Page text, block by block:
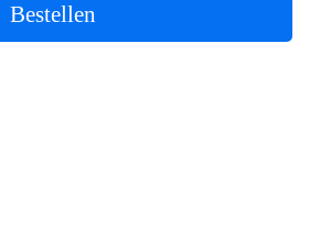
Bestellen